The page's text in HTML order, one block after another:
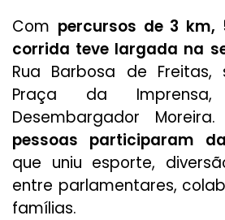
Com percursos de 3
corrida teve largada na
Rua Barbosa de
Praça da
Desembargador Moreira.
pessoas participaram
que uniu esporte,
entre parlamentares,
famílias.